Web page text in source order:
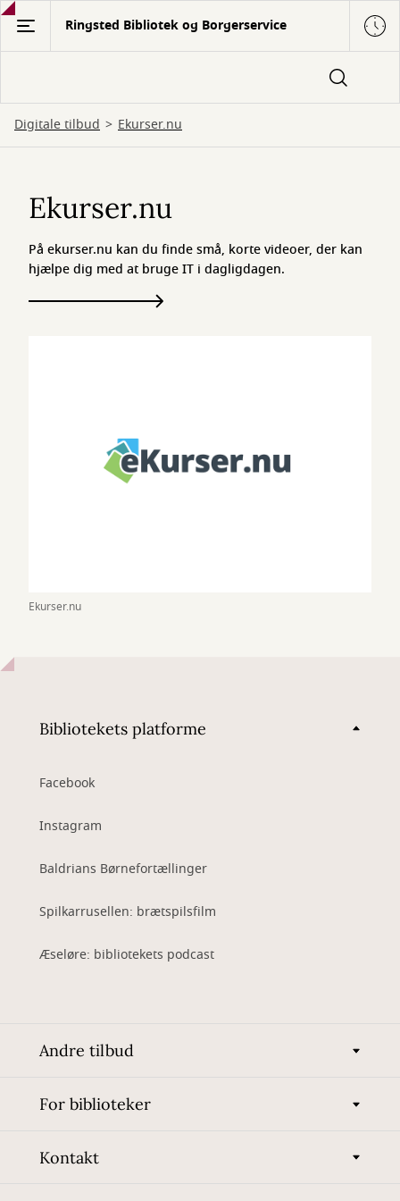
Gå
hovedindhold
Ringsted Bibliotek og Borgerservice
Digitale tilbud Ekurser.nu
Ekurser.nu
Ekurser.nu
På ekurser.nu kan du finde små, korte videoer, der kan
hjælpe dig med at bruge IT i dagligdagen.
Bibliotekets platforme
Facebook
Instagram
Baldrians Børnefortællinger
Spilkarrusellen: brætspilsfilm
Æseløre: bibliotekets podcast
Andre tilbud
For biblioteker
Kontakt